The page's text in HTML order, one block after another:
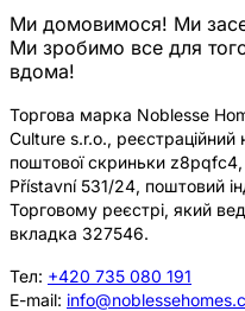
Ми домовимося! Ми
Ми зробимо все для
вдома!
Торгова марка Noblesse
Culture s.r.o.,
поштової скриньки
Přístavní 531/24, поштовий
Торговому реєстрі, який
вкладка 327546.
Тел: +420 735 080 191
E-mail: